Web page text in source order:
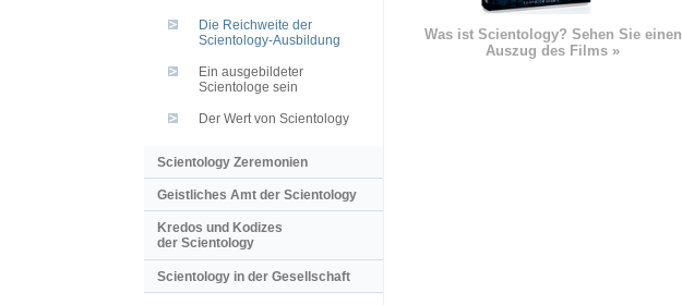
Was ist Scientology? Sehen Sie einen
Auszug des Films »
Die Reichweite der
Scientology-Ausbildung
Ein ausgebildeter
Scientologe sein
Der Wert von Scientology
Scientology Zeremonien
Geistliches Amt der Scientology
Kredos und Kodizes
der Scientology
Scientology in der Gesellschaft